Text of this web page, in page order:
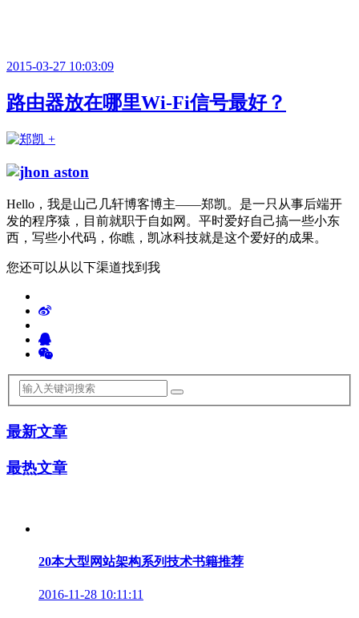
2015-03-27 10:03:09
路由器放在哪里Wi-Fi信号最好？
Hello，我是山己几轩博客博主——郑凯。是一只从事后端开
发的程序猿，目前就职于自如网。平时爱好自己搞一些小东
西，写些小代码，你瞧，凯冰科技就是这个爱好的成果。
您还可以从以下渠道找到我
最新文章
最热文章
20本大型网站架构系列技术书籍推荐
2016-11-28 10:11:11